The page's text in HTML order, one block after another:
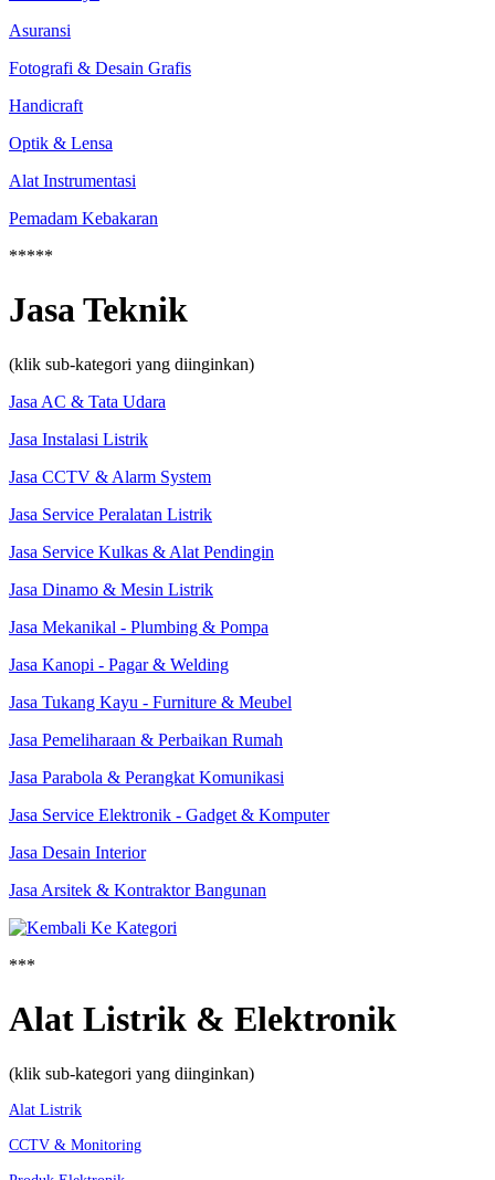
Asuransi
Fotografi & Desain Grafis
Handicraft
Optik & Lensa
Alat Instrumentasi
Pemadam Kebakaran
*****
Jasa Teknik
(klik sub-kategori yang diinginkan)
Jasa AC & Tata Udara
Jasa Instalasi Listrik
Jasa CCTV & Alarm System
Jasa Service Peralatan Listrik
Jasa Service Kulkas & Alat Pendingin
Jasa Dinamo & Mesin Listrik
Jasa Mekanikal - Plumbing & Pompa
Jasa Kanopi - Pagar & Welding
Jasa Tukang Kayu - Furniture & Meubel
Jasa Pemeliharaan & Perbaikan Rumah
Jasa Parabola & Perangkat Komunikasi
Jasa Service Elektronik - Gadget & Komputer
Jasa Desain Interior
Jasa Arsitek & Kontraktor Bangunan
***
Alat Listrik & Elektronik
(klik sub-kategori yang diinginkan)
Alat Listrik
CCTV & Monitoring